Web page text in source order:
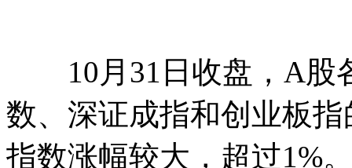
10月31日收盘，A股
数、深证成指和创业板
指数涨幅较大，超过1%